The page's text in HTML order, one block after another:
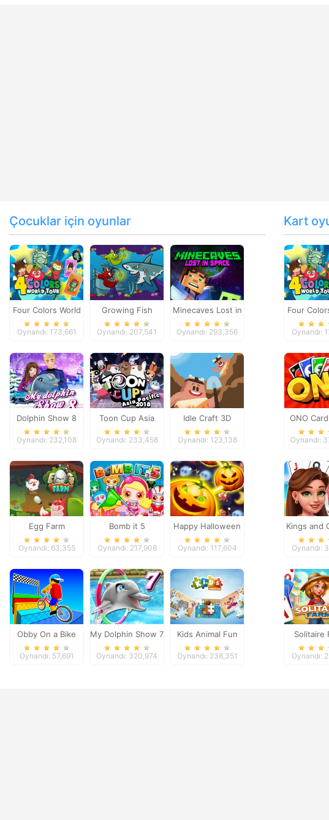
Çocuklar için oyunlar
Four Colors World
Tour
Oynandı: 173,661
Growing Fish
Oynandı: 207,541
Minecaves Lost in
Space
Oynandı: 293,356
Dolphin Show 8
Oynandı: 232,108
Toon Cup Asia
Pacific 2018
Oynandı: 233,458
Idle Craft 3D
Oynandı: 123,138
Egg Farm
Oynandı: 63,355
Bomb it 5
Oynandı: 217,908
Happy Halloween
Oynandı: 117,604
Obby On a Bike
Oynandı: 57,691
My Dolphin Show 7
Oynandı: 320,974
Kids Animal Fun
Oynandı: 238,351
Kart
Four
Tour
Oynandı:
ONO
Oynandı:
Kings and
Solitaire
Oynandı:
Solitaire
Oynandı: